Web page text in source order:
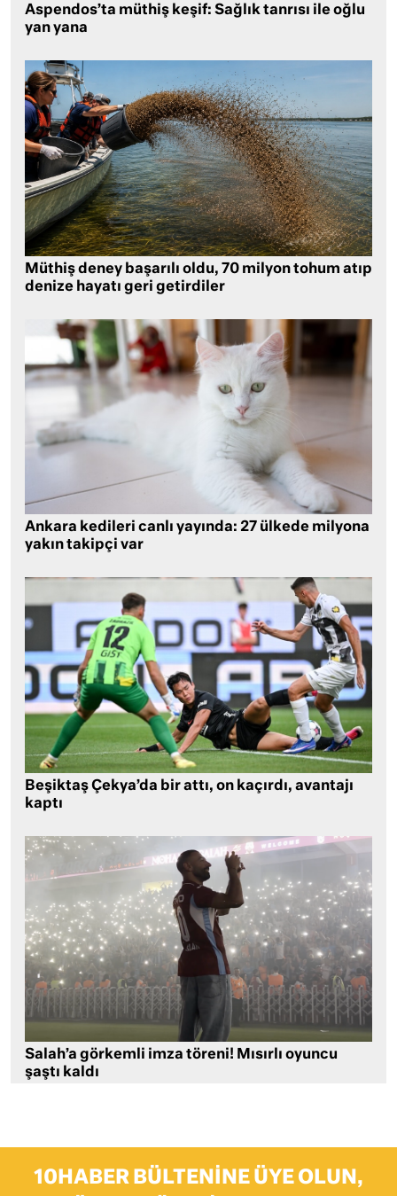
Aspendos’ta müthiş keşif: Sağlık tanrısı ile oğlu
yan yana
Müthiş deney başarılı oldu, 70 milyon tohum atıp
denize hayatı geri getirdiler
Ankara kedileri canlı yayında: 27 ülkede milyona
yakın takipçi var
Beşiktaş Çekya’da bir attı, on kaçırdı, avantajı
kaptı
Salah’a görkemli imza töreni! Mısırlı oyuncu
şaştı kaldı
10HABER BÜLTENINE ÜYE OLUN,